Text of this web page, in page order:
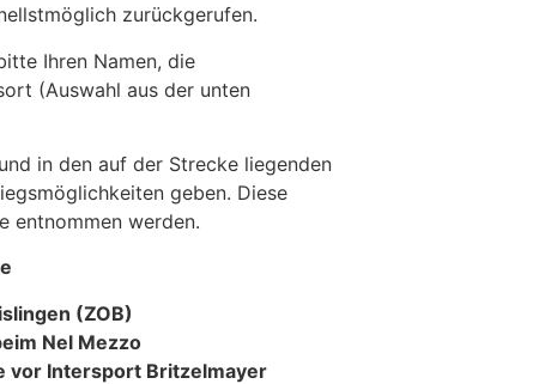
zurückgerufen.
Ihren Namen, die
(Auswahl aus der unten
in den auf der Strecke liegenden
geben. Diese
entnommen werden.
(ZOB)
Nel Mezzo
vor Intersport Britzelmayer